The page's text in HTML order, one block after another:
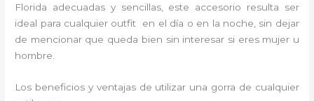
Florida adecuadas y sencillas, este accesorio resulta ser
ideal para cualquier outfit en el día o en la noche, sin dejar
de mencionar que queda bien sin interesar si eres mujer u
hombre.
Los beneficios y ventajas de utilizar una gorra de cualquier